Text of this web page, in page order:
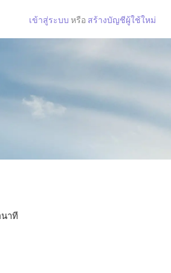
เข้าสู่ระบบ หรือ สร้างบัญชีผู้ใช้ใหม่
าที